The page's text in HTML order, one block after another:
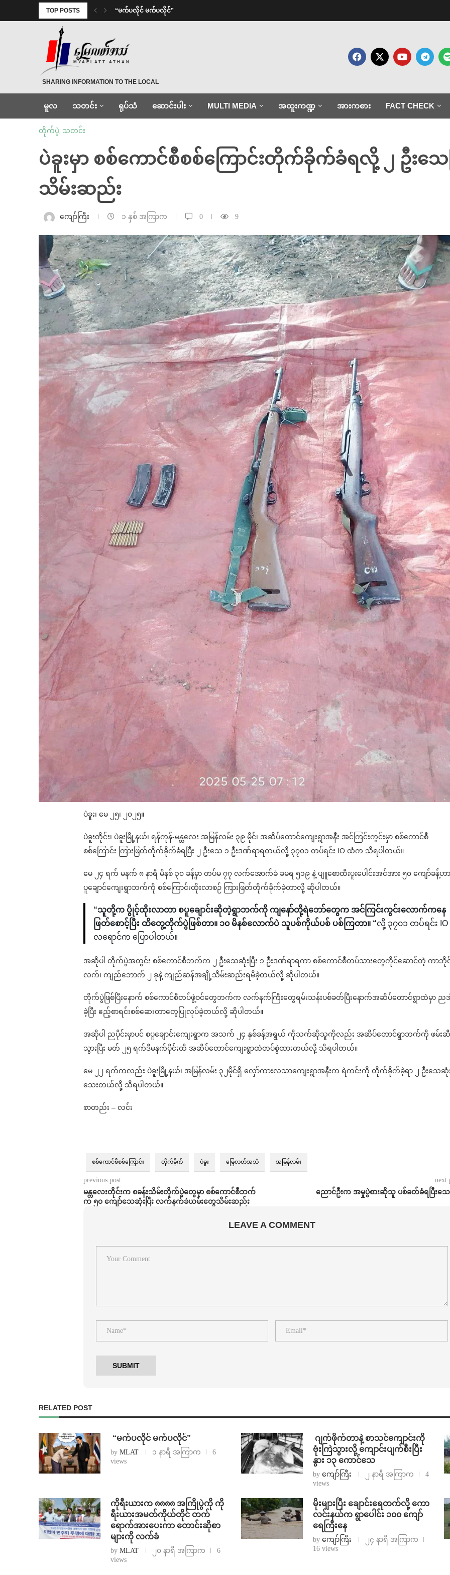
TOP POSTS ⁨ ⁨“မက်ပလိုင် မက်ပလိုင်”
MYAELATT ATHAN
SHARING INFORMATION TO THE LOCAL
မူလ သတင်း ရုပ်သံ ဆောင်းပါး MULTI MEDIA အထူးကဏ္ဍ အားကစား FACT CHECK
တိုက်ပွဲ, သတင်း
ပဲခူးမှာ စစ်ကောင်စီစစ်ကြောင်းတိုက်ခိုက်ခံရလို့ ၂ ဦးသ
သိမ်းဆည်း
ကျော်ကြီး ၁ နှစ် အကြာက 0 9
ပဲခူး၊ မေ ၂၅၊ ၂၀၂၅။
ပဲခူးတိုင်း၊ ပဲခူးမြို့နယ်၊ ရန်ကုန်-မန္တလေး အမြန်လမ်း ၃၉ မိုင်၊ အဆိပ်တောင်ကျေးရွာအနီး အင်ကြင်းကွင်းမှာ စစ်ကောင်စီ
စစ်ကြောင်း ကြားဖြတ်တိုက်ခိုက်ခံရပြီး ၂ ဦးသေ ၁ ဦးဒဏ်ရာရတယ်လို့ ၃၇၀၁ တပ်ရင်း IO ထံက သိရပါတယ်။
မေ ၂၄ ရက် မနက် ၈ နာရီ မိနစ် ၃၀ ခန့်မှာ တပ်မ ၇၇ လက်အောက်ခံ ခမရ ၅၁၉ နဲ့ ပျူစောထီးပူးပေါင်းအင်အား ၅၀ ကျော်ခန့်ဟ
ပူချောင်ကျေးရွာဘက်ကို စစ်ကြောင်းထိုးလာစဉ် ကြားဖြတ်တိုက်ခိုက်ခဲ့တာလို့ ဆိုပါတယ်။
“သူတို့က ပွိုင့်ထိုးလာတာ စပူချောင်းဆိုတဲ့ရွာဘက်ကို ကျနော်တို့ရဲဘော်တွေက အင်ကြင်းကွင်းလောက်ကနေ
ဖြတ်စောင့်ပြီး ထိတွေ့တိုက်ပွဲဖြစ်တာ။ ၁၀ မိနစ်လောက်ပဲ သူပစ်ကိုယ်ပစ် ပစ်ကြတာ။ “လို့ ၃၇၀၁ တပ်ရင်း
လရောင်က ပြောပါတယ်။
အဆိုပါ တိုက်ပွဲအတွင်း စစ်ကောင်စီဘက်က ၂ ဦးသေဆုံးပြီး ၁ ဦးဒဏ်ရာရကာ စစ်ကောင်စီတပ်သားတွေကိုင်ဆောင်တဲ့ ကာဘို
လက်၊ ကျည်ဘောက် ၂ ခုနဲ့ ကျည်ဆန်အချို့သိမ်းဆည်းရမိခဲ့တယ်လို့ ဆိုပါတယ်။
တိုက်ပွဲဖြစ်ပြီးနောက် စစ်ကောင်စီတပ်ဖွဲ့ဝင်တွေဘက်က လက်နက်ကြီးတွေရမ်းသန်းပစ်ခတ်ပြီးနောက်အဆိပ်တောင်ရွာထဲမှာ ည
ခဲ့ပြီး ဧည့်စာရင်းစစ်ဆေးတာတွေပြုလုပ်ခဲ့တယ်လို့ ဆိုပါတယ်။
အဆိုပါ ညပိုင်းမှာပင် စပူချောင်းကျေးရွာက အသက် ၂၄ နှစ်ခန့်အရွယ် ကိုသက်ဆိုသူကိုလည်း အဆိပ်တောင်ရွာဘက်ကို ဖမ်းဆီ
သွားပြီး မတ် ၂၅ ရက်ဒီမနက်ပိုင်းထိ အဆိပ်တောင်ကျေးရွာထဲတပ်စွဲထားတယ်လို့ သိရပါတယ်။
မေ ၂၂ ရက်ကလည်း ပဲခူးမြို့နယ်၊ အမြန်လမ်း ၃၂မိုင်ရှိ လှော်ကားလသာကျေးရွာအနီးက ရဲကင်းကို တိုက်ခိုက်ခဲ့ရာ ၂ ဦးသေဆုံ
သေးတယ်လို့ သိရပါတယ်။
စာတည်း – လင်း
စစ်ကောင်စီစစ်ကြောင်း တိုက်ခိုက် ပဲခူး မြေလတ်အသံ အမြန်လမ်း
previous post
မန္တလေးတိုင်းက စခန်းသိမ်းတိုက်ပွဲတွေမှာ စစ်ကောင်စီဘက်
က ၅၀ ကျော်သေဆုံးပြီး လက်နက်ခဲယမ်းတွေသိမ်းဆည်း
next
ညောင်ဦးက အမှုပွဲစားဆိုသူ ပစ်ခတ်ခံရပြီးသ
LEAVE A COMMENT
RELATED POST
⁨ ⁨“မက်ပလိုင် မက်ပလိုင်”
by MLAT ၁ နာရီ အကြာက
6
views
⁨⁩ ⁨ဂျက်ဖိုက်တာနဲ့ စာသင်ကျောင်းကို
ဗုံးကြဲသွားလို့ ကျောင်းပျက်စီးပြီး
နွား ၁၃ ကောင်သေ
by ကျော်ကြီး ၂ နာရီ အကြာက
4
views
ကိုရီးယားက ၈၈၈၈ အကြိုပွဲကို ကို
ရီးယားအမတ်ကိုယ်တိုင် တက်
ရောက်အားပေးကာ တောင်းဆိုစာ
များကို လက်ခံ
by MLAT ၂၀ နာရီ အကြာက
6
views
⁨မိုးများပြီး ချောင်းရေတက်လို့ ကော
လင်းနယ်က ရွာပေါင်း ၁၀၀ ကျော်
ရေကြီးနေ
by ကျော်ကြီး
၂၄ နာရီ အကြာက
16 views